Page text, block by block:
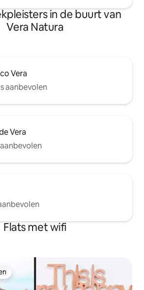
in de buurt van
Vera Natura
Vera
aanbevolen
Vera
Flats met wifi